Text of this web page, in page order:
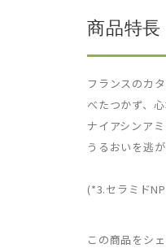
商品特長
フランスのカ
べたつかず、
ナイアシンア
うるおいを逃
(*3.セラミド
この商品をシ